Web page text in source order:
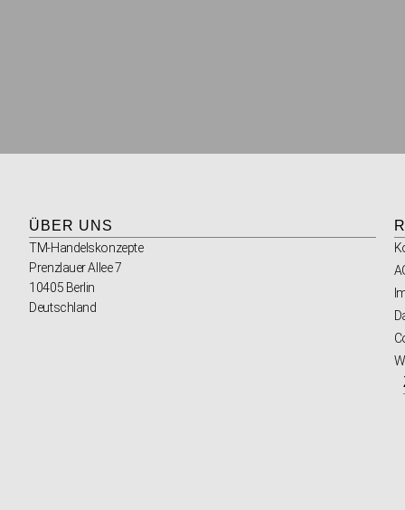
ÜBER UNS
TM-Handelskonzepte
Prenzlauer Allee 7
10405 Berlin
Deutschland